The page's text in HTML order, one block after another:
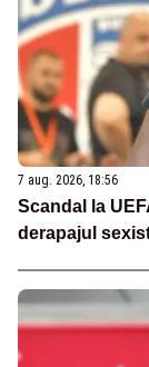
7 aug. 2026, 18:56
Scandal la
derapajul